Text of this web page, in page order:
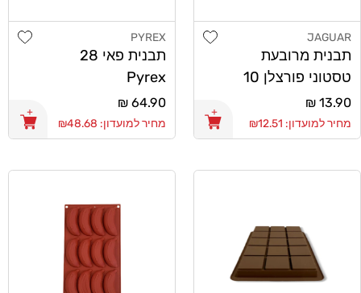
מוֹכֵר:
JAGUAR
תבנית מרובעת
טסטוני פורצלן 10
ס"מ
מחיר
רגיל
13.90 ₪
מחיר למועדון: ₪12.51
Add wishlist
מוֹכֵר:
PYREX
תבנית פאי 28
Pyrex
מחיר
רגיל
64.90 ₪
מחיר למועדון: ₪48.68